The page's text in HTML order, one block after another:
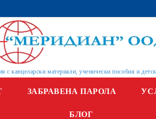
с канцеларски материали, ученически пособия и
ЗАБРАВЕНА ПАРОЛА
БЛОГ